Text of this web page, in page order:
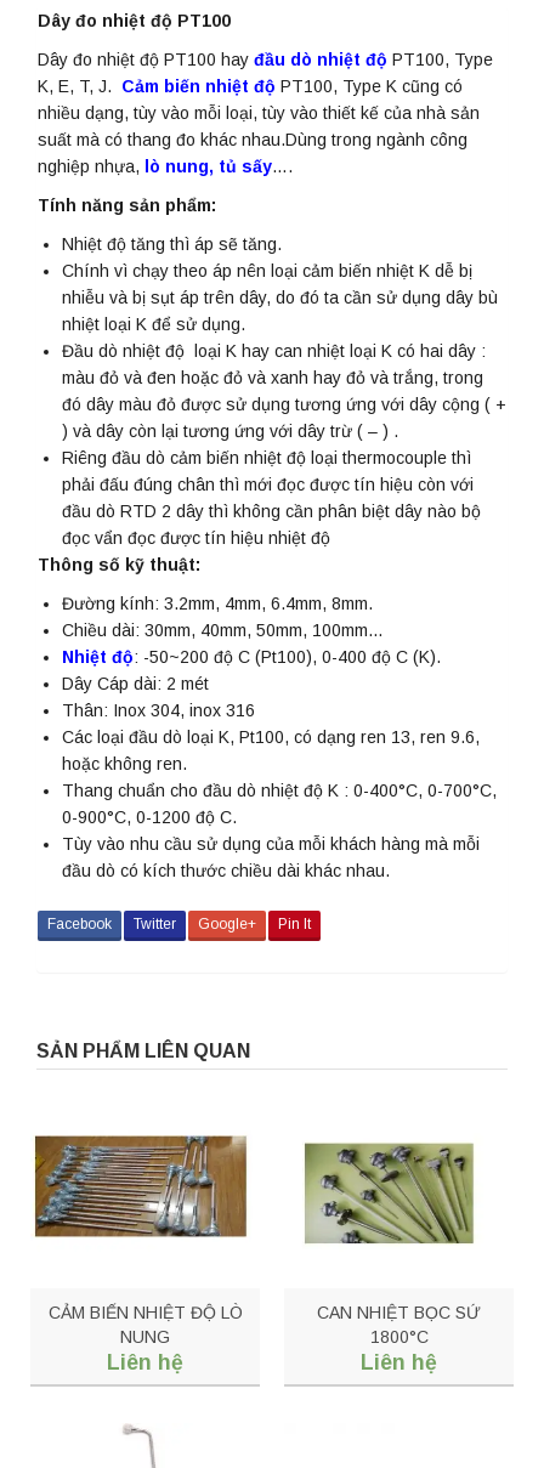
Dây đo nhiệt độ PT100
Dây đo nhiệt độ PT100 hay đầu dò nhiệt độ PT100, Type
K, E, T, J. Cảm biến nhiệt độ PT100, Type K cũng có
nhiều dạng, tùy vào mỗi loại, tùy vào thiết kế của nhà sản
suất mà có thang đo khác nhau.Dùng trong ngành công
nghiệp nhựa, lò nung, tủ sấy….
Tính năng sản phẩm:
Nhiệt độ tăng thì áp sẽ tăng.
Chính vì chạy theo áp nên loại cảm biến nhiệt K dễ bị
nhiễu và bị sụt áp trên dây, do đó ta cần sử dụng dây bù
nhiệt loại K để sử dụng.
Đầu dò nhiệt độ loại K hay can nhiệt loại K có hai dây :
màu đỏ và đen hoặc đỏ và xanh hay đỏ và trắng, trong
đó dây màu đỏ được sử dụng tương ứng với dây cộng ( +
) và dây còn lại tương ứng với dây trừ ( – ) .
Riêng đầu dò cảm biến nhiệt độ loại thermocouple thì
phải đấu đúng chân thì mới đọc được tín hiệu còn với
đầu dò RTD 2 dây thì không cần phân biệt dây nào bộ
đọc vẩn đọc được tín hiệu nhiệt độ
Thông số kỹ thuật:
Đường kính: 3.2mm, 4mm, 6.4mm, 8mm.
Chiều dài: 30mm, 40mm, 50mm, 100mm…
Nhiệt độ: -50~200 độ C (Pt100), 0-400 độ C (K).
Dây Cáp dài: 2 mét
Thân: Inox 304, inox 316
Các loại đầu dò loại K, Pt100, có dạng ren 13, ren 9.6,
hoặc không ren.
Thang chuẩn cho đầu dò nhiệt độ K : 0-400°C, 0-700°C,
0-900°C, 0-1200 độ C.
Tùy vào nhu cầu sử dụng của mỗi khách hàng mà mỗi
đầu dò có kích thước chiều dài khác nhau.
Facebook Twitter Google+ Pin It
SẢN PHẨM LIÊN QUAN
CẢM BIẾN NHIỆT ĐỘ LÒ
NUNG
Liên hệ
CAN NHIỆT BỌC SỨ
1800°C
Liên hệ